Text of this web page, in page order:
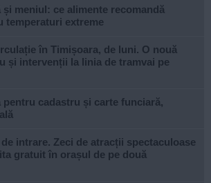
meniul: ce alimente recomandă
temperaturi extreme
în Timișoara, de luni. O nouă
și intervenții la linia de tramvai pe
pentru cadastru și carte funciară,
intrare. Zeci de atracții spectaculoase
gratuit în orașul de pe două